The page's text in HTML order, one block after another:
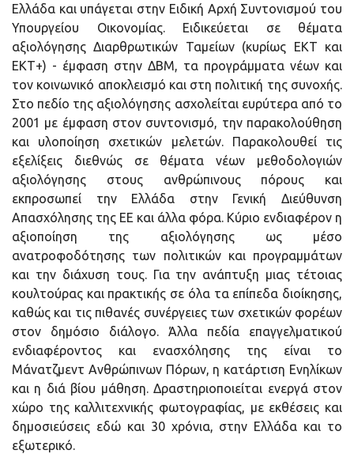
Ελλάδα και υπάγεται στην Ειδική Αρχή Συντονισμού του
Υπουργείου Οικονομίας. Ειδικεύεται σε θέματα
αξιολόγησης Διαρθρωτικών Ταμείων (κυρίως ΕΚΤ και
ΕΚΤ+) - έμφαση στην ΔΒΜ, τα προγράμματα νέων και
τον κοινωνικό αποκλεισμό και στη πολιτική της συνοχής.
Στο πεδίο της αξιολόγησης ασχολείται ευρύτερα από το
2001 με έμφαση στον συντονισμό, την παρακολούθηση
και υλοποίηση σχετικών μελετών. Παρακολουθεί τις
εξελίξεις διεθνώς σε θέματα νέων μεθοδολογιών
αξιολόγησης στους ανθρώπινους πόρους και
εκπροσωπεί την Ελλάδα στην Γενική Διεύθυνση
Απασχόλησης της ΕΕ και άλλα φόρα. Κύριο ενδιαφέρον η
αξιοποίηση της αξιολόγησης ως μέσο
ανατροφοδότησης των πολιτικών και προγραμμάτων
και την διάχυση τους. Για την ανάπτυξη μιας τέτοιας
κουλτούρας και πρακτικής σε όλα τα επίπεδα διοίκησης,
καθώς και τις πιθανές συνέργειες των σχετικών φορέων
στον δημόσιο διάλογο. Άλλα πεδία επαγγελματικού
ενδιαφέροντος και ενασχόλησης της είναι το
Μάνατζμεντ Ανθρώπινων Πόρων, η κατάρτιση Ενηλίκων
και η διά βίου μάθηση. Δραστηριοποιείται ενεργά στον
χώρο της καλλιτεχνικής φωτογραφίας, με εκθέσεις και
δημοσιεύσεις εδώ και 30 χρόνια, στην Ελλάδα και το
εξωτερικό.